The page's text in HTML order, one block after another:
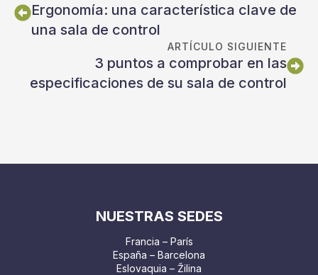
Ergonomía: una característica clave de
una sala de control
ARTÍCULO SIGUIENTE
3 puntos a comprobar en las
especificaciones de su sala de control
NUESTRAS SEDES
Francia – París
España – Barcelona
Eslovaquia – Žilina